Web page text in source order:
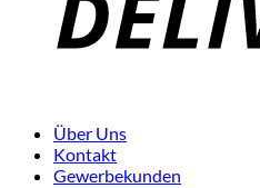
Über Uns
Kontakt
Gewerbekunden